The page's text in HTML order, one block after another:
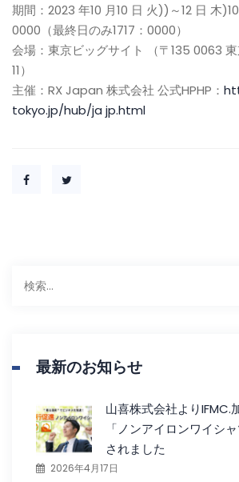
期間：2023 年10 月10 日 火))～12 日 木
0000（最終日のみ1717：0000）
会場：東京ビッグサイト （〒135 0063 東
11）
主催：RX Japan 株式会社 公式HPHP：
tokyo.jp/hub/ja jp.html
索:
最新のお知らせ
山喜株式会社よりIFMC.
「ノンアイロンワイシ
されました
2026年4月17日